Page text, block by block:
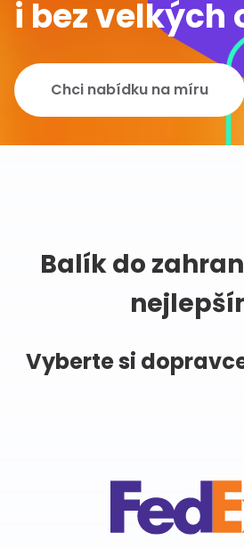
i bez velkých
Chci nabídku na míru
Balík do
Vyberte si